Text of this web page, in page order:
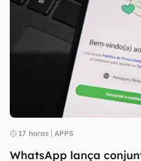
17 horas APPS
WhatsApp lança